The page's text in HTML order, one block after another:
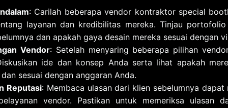
: Carilah beberapa vendor kontraktor special
layanan dan kredibilitas mereka. Tinjau
dan apakah gaya desain mereka sesuai dengan
Vendor: Setelah menyaring beberapa pilihan
ide dan konsep Anda serta lihat apakah
sesuai dengan anggaran Anda.
Reputasi: Membaca ulasan dari klien sebelumnya dapat
vendor. Pastikan untuk memeriksa ulasan